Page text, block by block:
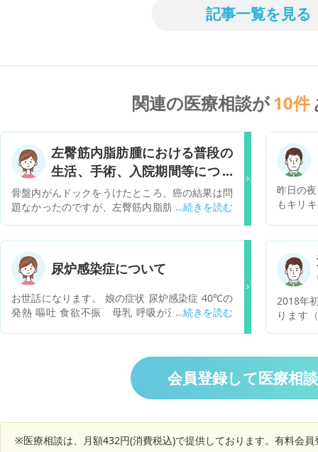
記事一覧を見る
関連の医療相談が10件
左臀筋内脂肪腫における普段の
生活、手術、入院期間等につい
て。
骨盤内がんドックをうけたところ、癌の結果は問
題なかったのですが、左臀筋内脂肪腫疑いと結果
大きいが脂肪以外の軟部組織など脂肪肉腫を積極
的に疑う所見は指摘できず。」画像を見るとかな
り大きいようで、半年前くらいから時々ある下腹
部、子宮周辺の痛みの原因はこれだとわかり早く
手術をしたいと思っていますが、なかなか病院の
予約が取れず、まして緊急性もないようでこのご
時世では手術するのも先になりそうです。サイズ
的に手術、入院期間、等はどのくらいか例などあ
りますでしょうか。②また普通に生活で破れた
り問題はないのでしょうか。③体力維持、ダイ
いますが問題はありますでしょうか。
昨日の
もキリ
しょう
でしょ
尿炉感染症について
お世話になります。 娘の症状 尿炉感染症 40℃の
発熱 嘔吐 食欲不振 母乳 呼吸が浅い ぐったり
ました。 点滴での抗生物質で熱は下がっているの
で、このまま継続で治療をするようです。 質問1
血液に細菌がいると障害が残ったりするのか？別
の病気になるのか？ 質問2 尿炉感染症の再発はど
のようでした。 質問3 腎臓の入り口が開きぎみと
言われましたが、治るものでしょうか？ 質問4 娘
2018年
ります
り）な
ことも
痛みが
出たり
は一旦
会員登録して医療相
※医療相談は、月額432円(消費税込)で提供しております。有料会